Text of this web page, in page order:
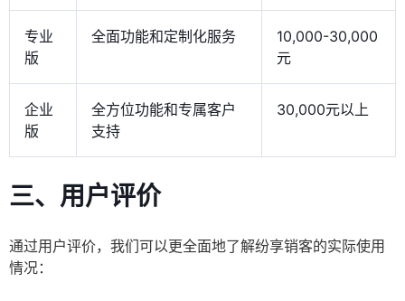
专业
版
全面功能和定制化服务
10,000-30,000
元
企业
版
全方位功能和专属客户
支持
30,000元以上
三、用户评价
通过用户评价，我们可以更全面地了解纷享销客的实际使用
情况：